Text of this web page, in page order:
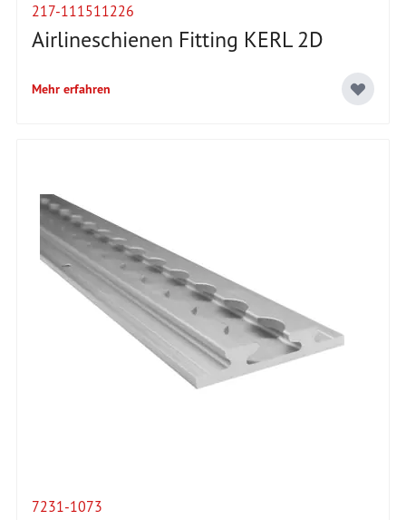
217-111511226
Airlineschienen Fitting KERL 2D
Mehr erfahren
7231-1073